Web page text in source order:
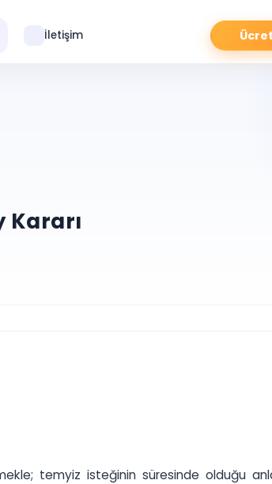
İletişim
Kararı
temyiz isteğinin süresinde olduğu